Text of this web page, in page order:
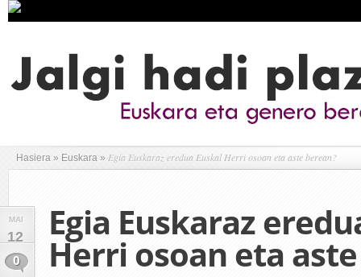
Hasiera » Euskara » Egia Euskaraz eredua Euskal Herri osoan eta aste berean?
MAI
12
0
Egia Euskaraz
Herri osoan eta